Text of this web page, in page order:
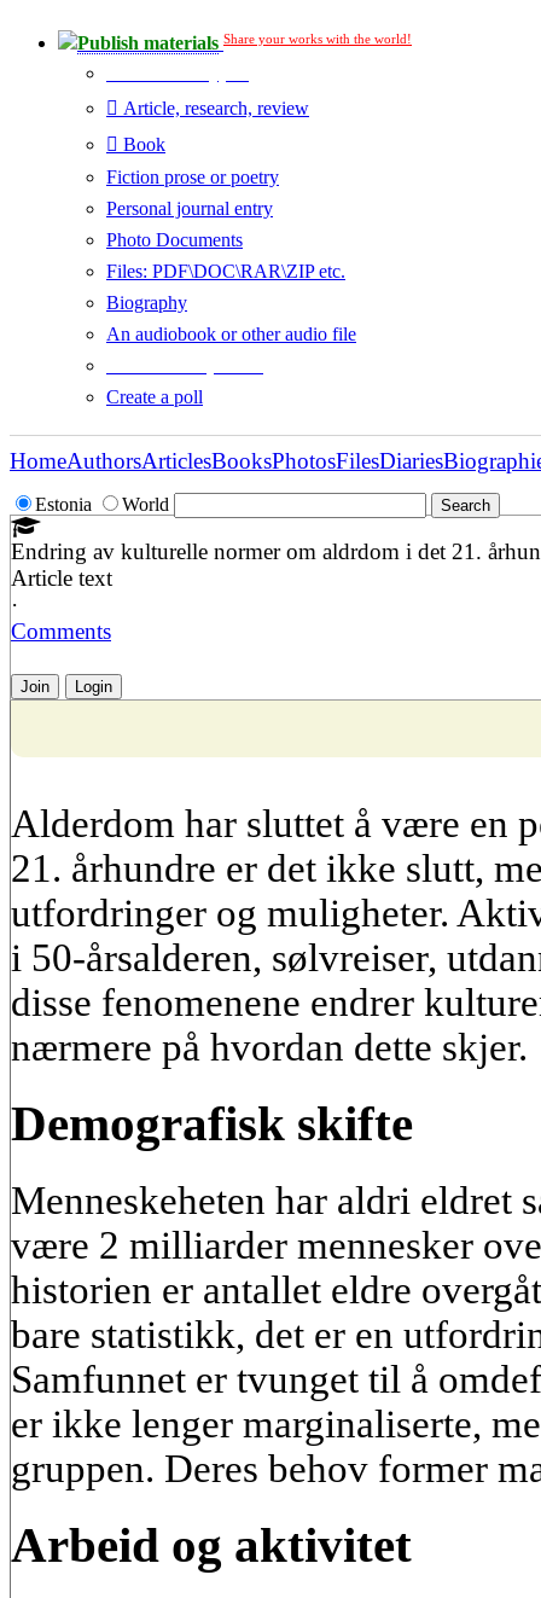
Publish materials Share your works with the world!
Article, research, review
Book
Fiction prose or poetry
Personal journal entry
Photo Documents
Files: PDF\DOC\RAR\ZIP etc.
Biography
An audiobook or other audio file
Create a poll
Estonia World
HomeAuthorsArticlesBooksPhotosFilesDiaries
Endring av kulturelle normer om aldrdom i det 21.
Article text
·
Comments
Join Login
Alderdom har sluttet å være en
21. århundre er det ikke slutt,
utfordringer og muligheter.
i 50-årsalderen, sølvreiser,
disse fenomenene endrer
nærmere på hvordan dette skjer.
Demografisk skifte
Menneskeheten har aldri eldret
være 2 milliarder mennesker
historien er antallet eldre
bare statistikk, det er en
Samfunnet er tvunget til å
er ikke lenger marginaliserte,
gruppen. Deres behov former
Arbeid og aktivitet